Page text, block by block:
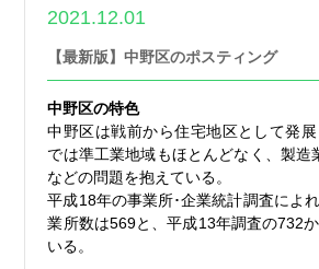
2021.12.01
【最新版】中野区のポスティング
中野区の特色
中野区は戦前から住宅地区として発
では準工業地域もほとんどなく、製造
などの問題を抱えている。
平成18年の事業所･企業統計調査によ
業所数は569と、平成13年調査の732
いる。